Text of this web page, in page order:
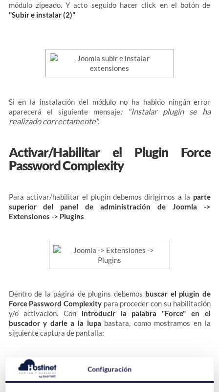
módulo zipeado. Y acto seguido hacer click en el botón de
"Subir e instalar (2)"
Si en la instalación del módulo no ha habido ningún error
aparecerá el siguiente mensaje: "Instalar plugin se ha
realizado correctamente".
Activar/Habilitar el Plugin Force
Password Complexity
Para activar/habilitar el plugin debemos dirigirnos a la parte
superior del panel de administración de Joomla ->
Extensiones -> Plugins
Dentro de la página de plugins debemos buscar el plugin de
Force Password Complexitypara proceder con su habilitación
y/o activación. Con introducir la palabra "Force" en el
buscador y darle a la lupa bastara, como mostramos en la
siguiente captura de pantalla:
Configuración